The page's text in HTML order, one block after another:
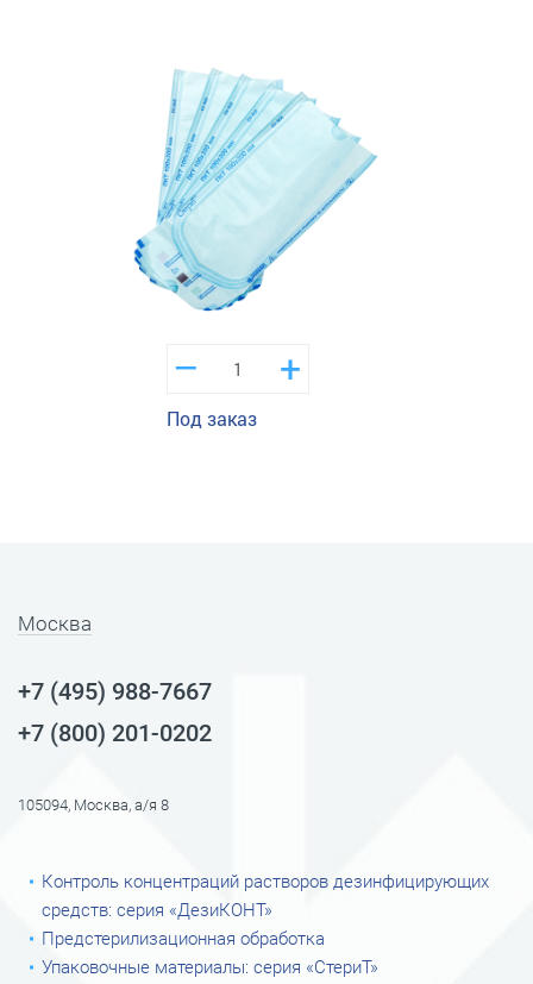
+
–
Под заказ
Москва
+7 (495) 988-7667
+7 (800) 201-0202
105094, Москва, а/я 8
Контроль концентраций растворов дезинфицирующих
средств: серия «ДезиКОНТ»
Предстерилизационная обработка
Упаковочные материалы: серия «СтериТ»